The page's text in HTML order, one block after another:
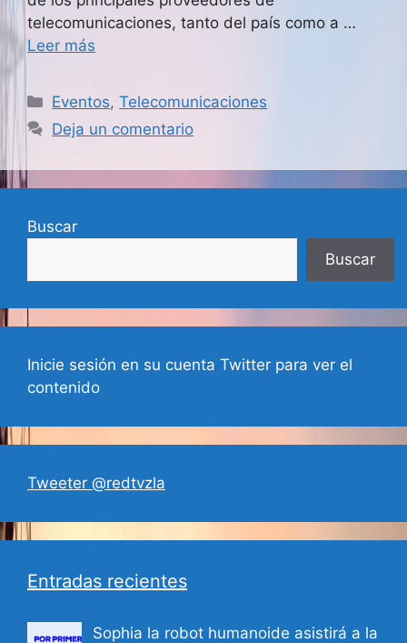
telecomunicaciones, tanto del país como a …
Leer más
Categorías
Eventos,Telecomunicaciones
Deja un comentario
Buscar
Buscar
Inicie sesión en su cuenta Twitter para ver el
contenido
Tweeter @redtvzla
Entradas recientes
Sophia la robot humanoide asistirá a la